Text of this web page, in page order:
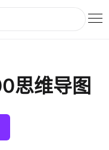
思维导图